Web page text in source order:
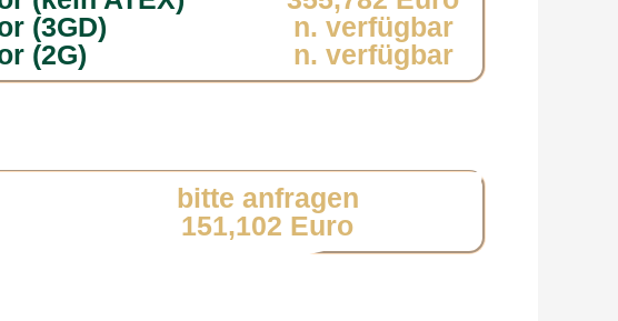
(3GD)
n. verfügbar
(2G)
n. verfügbar
bitte anfragen
151,102 Euro